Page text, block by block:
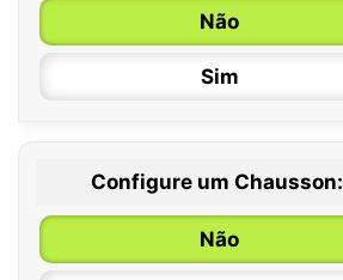
Não
Sim
0 / 6 meses
6 / 12 meses
Configure um Chausson:
Não